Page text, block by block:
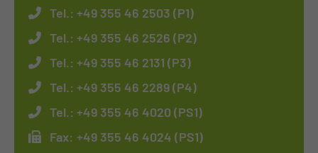
Tel.: +49 355 46 2503 (P1)
Tel.: +49 355 46 2526 (P2)
Tel.: +49 355 46 2131 (P3)
Tel.: +49 355 46 2289 (P4)
Tel.: +49 355 46 4020 (PS1)
Fax: +49 355 46 4024 (PS1)